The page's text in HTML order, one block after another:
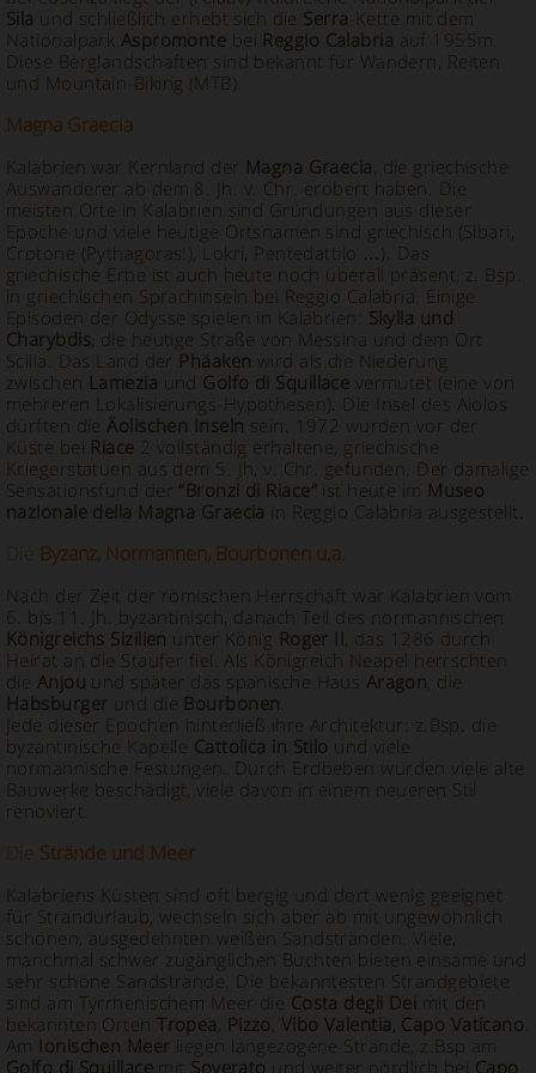
Sila und schließlich erhebt sich die Serra -Kette mit dem
Nationalpark Aspromonte bei Reggio Calabria auf 1955m.
Diese Berglandschaften sind bekannt für Wandern, Reiten
und Mountain-Biking (MTB).
Magna Graecia
Kalabrien war Kernland der Magna Graecia, die griechische
Auswanderer ab dem 8. Jh. v. Chr. erobert haben. Die
meisten Orte in Kalabrien sind Gründungen aus dieser
Epoche und viele heutige Ortsnamen sind griechisch (Sibari,
Crotone (Pythagoras!), Lokri, Pentedattilo …). Das
griechische Erbe ist auch heute noch überall präsent, z. Bsp.
in griechischen Sprachinseln bei Reggio Calabria. Einige
Episoden der Odysse spielen in Kalabrien: Skylla und
Charybdis, die heutige Straße von Messina und dem Ort
Scilla. Das Land der Phäaken wird als die Niederung
zwischen Lamezia und Golfo di Squillace vermutet (eine von
mehreren Lokalisierungs-Hypothesen). Die Insel des Aiolos
dürften dieÄolischen Inseln sein. 1972 wurden vor der
Küste bei Riace 2 vollständig erhaltene, griechische
Kriegerstatuen aus dem 5. Jh, v. Chr. gefunden. Der damalige
Sensationsfund der“Bronzi di Riace“ist heute im Museo
nazionale della Magna Graecia in Reggio Calabria ausgestellt.
Die Byzanz, Normannen, Bourbonen u.a.
Nach der Zeit der römischen Herrschaft war Kalabrien vom
6. bis 11. Jh. byzantinisch, danach Teil des normannischen
Königreichs Sizilien unter König Roger II, das 1286 durch
Heirat an die Staufer fiel. Als Königreich Neapel herrschten
die Anjou und später das spanische Haus Aragon, die
Habsburger und die Bourbonen.
Jede dieser Epochen hinterließ ihre Architektur: z.Bsp. die
byzantinische Kapelle Cattolica in Stilo und viele
normannische Festungen. Durch Erdbeben wurden viele alte
Bauwerke beschädigt, viele davon in einem neueren Stil
renoviert.
Die Strände und Meer
Kalabriens Küsten sind oft bergig und dort wenig geeignet
für Strandurlaub, wechseln sich aber ab mit ungewöhnlich
schönen, ausgedehnten weißen Sandstränden. Viele,
manchmal schwer zugänglichen Buchten bieten einsame und
sehr schöne Sandstrände. Die bekanntesten Strandgebiete
sind am Tyrrhenischem Meer die Costa degli Dei mit den
bekannten OrtenTropea, Pizzo, Vibo Valentia, Capo Vaticano.
Am Ionischen Meer liegen langezogene Strände, z.Bsp am
Golfo di Squillacemit Soverato und weiter nördlich bei Capo